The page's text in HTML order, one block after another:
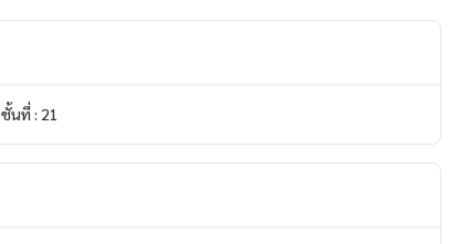
ชั้นที่ : 21